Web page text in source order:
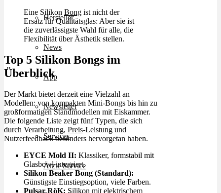
Hersteller
News
App
Newsletter
Services
Ärzte Service
Eine Silikon Bong ist nicht der
Ersatz für Qualitätsglas: Aber sie ist
die zuverlässigste Wahl für alle, die
Flexibilität über Ästhetik stellen.
Top 5 Silikon Bongs im
Überblick
Der Markt bietet derzeit eine Vielzahl an
Modellen: von kompakten Mini-Bongs bis hin zu
großformatigen Standmodellen mit Eiskammer.
Die folgende Liste zeigt fünf Typen, die sich
durch Verarbeitung, Preis-Leistung und
Nutzerfeedback besonders hervorgetan haben.
EYCE Mold II: Klassiker, formstabil mit
Glasbowl integriert.
Silikon Beaker Bong (Standard):
Günstigste Einstiegsoption, viele Farben.
Pulsar RöK: Silikon mit elektrischem